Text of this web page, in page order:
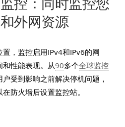
外网资源
，监控启用IPv4和IPv6的网
和性能表现。从90多个全球监控
受到影响之前解决停机问题，
在防火墙后设置监控站。